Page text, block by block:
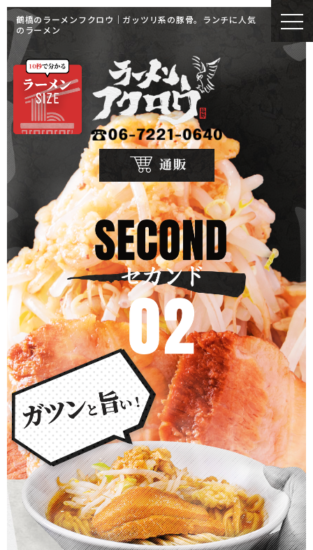
鶴橋のラーメンフクロウ｜ガッツリ系の豚骨。ランチに人気
のラーメン